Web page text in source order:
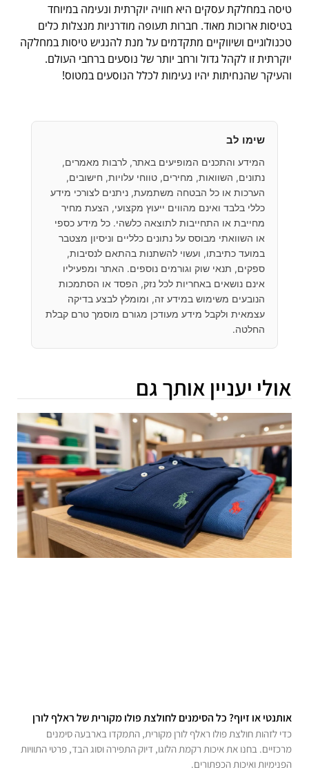
טיסה במחלקת עסקים היא חוויה יוקרתית ונעימה במיוחד
בטיסות ארוכות מאוד. חברות תעופה מודרניות מנצלות כלים
טכנולוגיים ושיווקיים מתקדמים על מנת להנגיש טיסות במחלקה
יוקרתית זו לקהל גדול ורחב יותר של נוסעים ברחבי העולם.
והעיקר שהנחיתות יהיו נעימות לכלל הנוסעים במטוס!
שימו לב
המידע והתכנים המופיעים באתר, לרבות מאמרים,
נתונים, השוואות, מחירים, טווחי עלויות, חישובים,
הערכות או כל הבטחה משתמעת, ניתנים לצורכי מידע
כללי בלבד ואינם מהווים ייעוץ מקצועי, הצעת מחיר
מחייבת או התחייבות לתוצאה כלשהי. כל מידע כספי
או השוואתי מבוסס על נתונים כלליים וניסיון מצטבר
במועד כתיבתו, ועשוי להשתנות בהתאם לנסיבות,
ספקים, תנאי שוק וגורמים נוספים. האתר ומפעיליו
אינם נושאים באחריות לכל נזק, הפסד או הסתמכות
הנובעים משימוש במידע זה, ומומלץ לבצע בדיקה
עצמאית ולקבל מידע מעודכן מגורם מוסמך טרם קבלת
החלטה.
אולי יעניין אותך גם
אותנטי או זיוף? כל הסימנים לחולצת פולו מקורית של ראלף לורן
כדי לזהות חולצת פולו ראלף לורן מקורית, התמקדו בארבעה סימנים
מרכזיים. בחנו את איכות רקמת הלוגו, דיוק התפירה וסוג הבד, פרטי התוויות
הפנימיות ואיכות הכפתורים.